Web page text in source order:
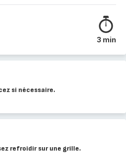
3 min
si nécessaire.
refroidir sur une grille.